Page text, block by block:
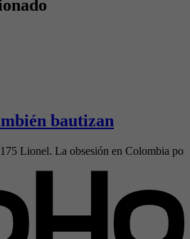
bautizan
Lionel. La obsesión en Colombia